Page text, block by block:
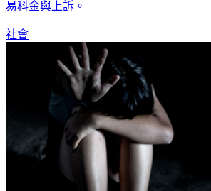
易科金與上訴。
社會